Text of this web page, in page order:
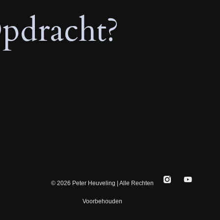
© 2026 Peter Heuveling | Alle Rechten
Voorbehouden